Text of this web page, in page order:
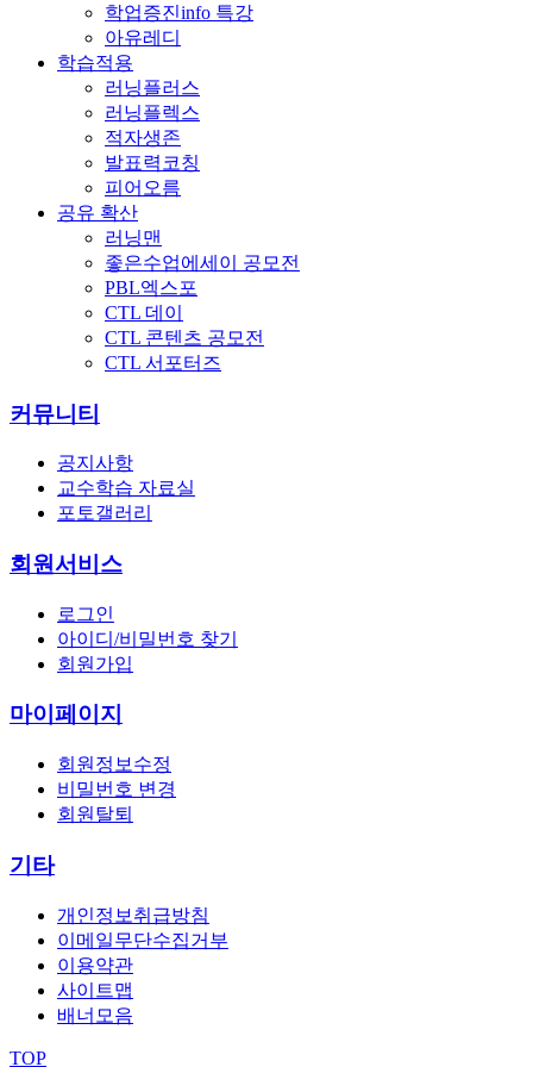
학업증진info 특강
아유레디
학습적용
러닝플러스
러닝플렉스
적자생존
발표력코칭
피어오름
공유 확산
러닝맨
좋은수업에세이 공모전
PBL엑스포
CTL 데이
CTL 콘텐츠 공모전
CTL 서포터즈
커뮤니티
공지사항
교수학습 자료실
포토갤러리
회원서비스
로그인
아이디/비밀번호 찾기
회원가입
마이페이지
회원정보수정
비밀번호 변경
회원탈퇴
기타
개인정보취급방침
이메일무단수집거부
이용약관
사이트맵
배너모음
TOP